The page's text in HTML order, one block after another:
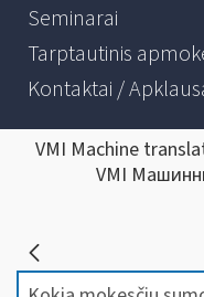
Seminarai
Tarptautinis
Kontaktai /
VMI Machine
VMI